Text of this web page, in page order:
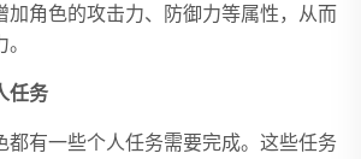
加角色的攻击力、防御力等属性，从而
任务
都有一些个人任务需要完成。这些任务